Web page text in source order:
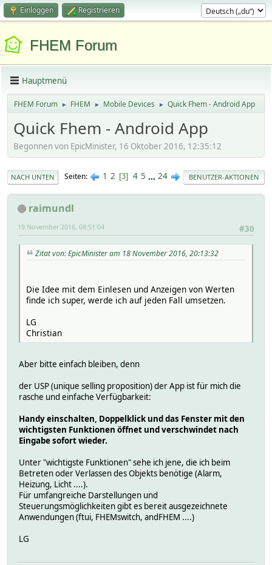
Einloggen Registrieren
FHEM Forum
Hauptmenü
FHEM Forum ► FHEM ► Mobile Devices ► Quick Fhem - Android App
Quick Fhem - Android App
Begonnen von EpicMinister, 16 Oktober 2016, 12:35:12
NACH UNTEN Seiten 1 2 3 4 5 ... 24 BENUTZER-AKTIONEN
raimundl
#30
19 November 2016, 08:51:04
Zitat von: EpicMinister am 18 November 2016, 20:13:32
Die Idee mit dem Einlesen und Anzeigen von Werten
finde ich super, werde ich auf jeden Fall umsetzen.
LG
Christian
Aber bitte einfach bleiben, denn
der USP (unique selling proposition) der App ist für mich die
rasche und einfache Verfügbarkeit:
Handy einschalten, Doppelklick und das Fenster mit den
wichtigsten Funktionen öffnet und verschwindet nach
Eingabe sofort wieder.
Unter "wichtigste Funktionen" sehe ich jene, die ich beim
Betreten oder Verlassen des Objekts benötige (Alarm,
Heizung, Licht ....).
Für umfangreiche Darstellungen und
Steuerungsmöglichkeiten gibt es bereit ausgezeichnete
Anwendungen (ftui, FHEMswitch, andFHEM ....)
LG